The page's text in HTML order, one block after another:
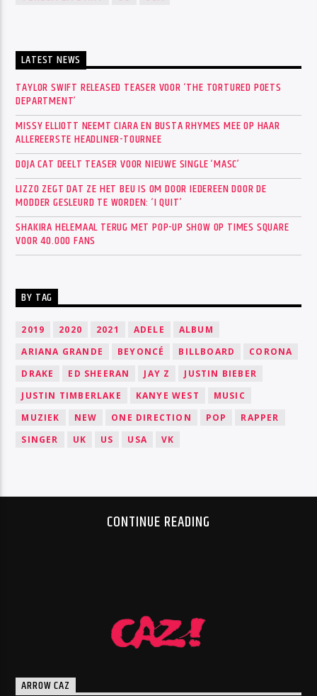
LATEST NEWS
TAYLOR SWIFT RELEASED TEASER VOOR ‘THE TORTURED POETS
DEPARTMENT’
MISSY ELLIOTT NEEMT CIARA EN BUSTA RHYMES MEE OP HAAR
ALLEREERSTE HEADLINER-TOURNEE
DOJA CAT DEELT TEASER VOOR NIEUWE SINGLE ‘MASC’
LIZZO ZEGT DAT ZE HET BEU IS OM DOOR IEDEREEN DOOR DE
MODDER GESLEURD TE WORDEN: ‘I QUIT’
SHAKIRA HELEMAAL TERUG MET POP-UP SHOW OP TIMES SQUARE
VOOR 40.000 FANS
BY TAG
2019 2020 2021 ADELE
ALBUM
ARIANA GRANDE
BEYONCÉ BILLBOARD
CORONA
DRAKE
ED SHEERAN JAY Z
JUSTIN BIEBER
JUSTIN TIMBERLAKE
KANYE WEST
MUSIC
MUZIEK
NEW ONE DIRECTION POP
RAPPER
SINGER
UK US USA VK
CONTINUE READING
ARROW CAZ